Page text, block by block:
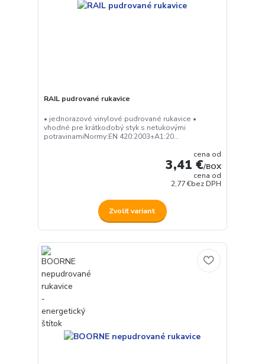
RAIL pudrované rukavice
• jednorazové vinylové pudrované rukavice •
vhodné pre krátkodobý styk s netukovými
potravinamiNormy:EN 420:2003+A1:20...
cena od
3,41 €/BOX
cena od
2,77 €bez DPH
Zvoliť variant